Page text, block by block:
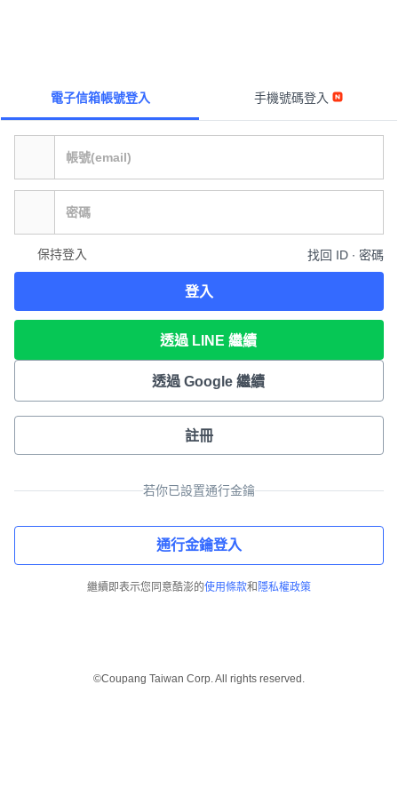
電子信箱帳號登入 手機號碼登入
保持登入 找回 ID ∙ 密碼
登入
透過 LINE 繼續
透過 Google 繼續
註冊
若你已設置通行金鑰
通行金鑰登入
繼續即表示您同意酷澎的使用條款和 隱私權政策
©Coupang Taiwan Corp. All rights reserved.